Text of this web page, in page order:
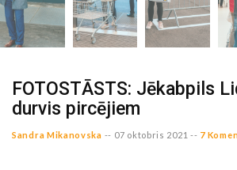
FOTOSTĀSTS: Jēkabpils
durvis pircējiem
Sandra Mikanovska -- 07 oktobris 2021 -- 7